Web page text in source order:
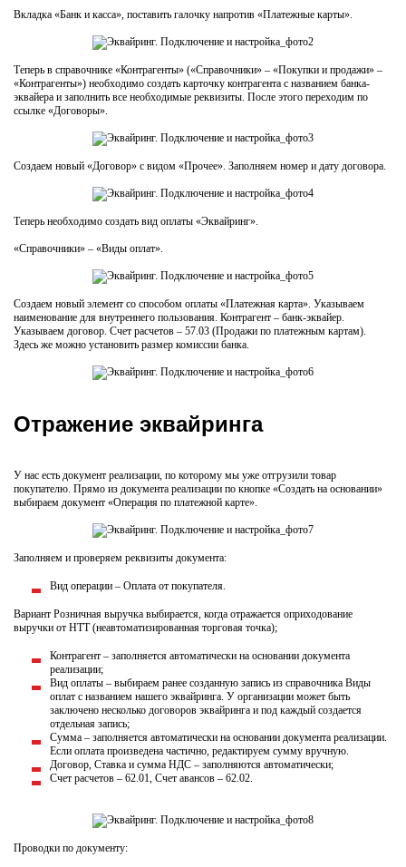
Вкладка «Банк и касса», поставить галочку напротив «Платежные карты».
Теперь в справочнике «Контрагенты» («Справочники» – «Покупки и продажи» –
«Контрагенты») необходимо создать карточку контрагента с названием банка-
эквайера и заполнить все необходимые реквизиты. После этого переходим по
ссылке «Договоры».
Создаем новый «Договор» с видом «Прочее». Заполняем номер и дату договора.
Теперь необходимо создать вид оплаты «Эквайринг».
«Справочники» – «Виды оплат».
Создаем новый элемент со способом оплаты «Платежная карта». Указываем
наименование для внутреннего пользования. Контрагент – банк-эквайер.
Указываем договор. Счет расчетов – 57.03 (Продажи по платежным картам).
Здесь же можно установить размер комиссии банка.
Отражение эквайринга
У нас есть документ реализации, по которому мы уже отгрузили товар
покупателю. Прямо из документа реализации по кнопке «Создать на основании»
выбираем документ «Операция по платежной карте».
Заполняем и проверяем реквизиты документа:
Вид операции – Оплата от покупателя.
Вариант Розничная выручка выбирается, когда отражается оприходование
выручки от НТТ (неавтоматизированная торговая точка);
Контрагент – заполняется автоматически на основании документа
реализации;
Вид оплаты – выбираем ранее созданную запись из справочника Виды
оплат с названием нашего эквайринга. У организации может быть
заключено несколько договоров эквайринга и под каждый создается
отдельная запись;
Сумма – заполняется автоматически на основании документа реализации.
Если оплата произведена частично, редактируем сумму вручную.
Договор, Ставка и сумма НДС – заполняются автоматически;
Счет расчетов – 62.01, Счет авансов – 62.02.
Проводки по документу: